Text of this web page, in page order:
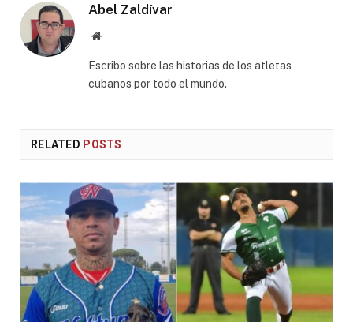
Abel Zaldívar
Website
Escribo sobre las historias de los atletas
cubanos por todo el mundo.
RELATED POSTS